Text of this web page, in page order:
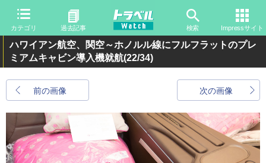
カテゴリ 過去記事 検索 Impressサイト
ハワイアン航空、関空～ホノルル線にフルフラットのプレ
ミアムキャビン導入機就航(22/34)
前の画像 次の画像